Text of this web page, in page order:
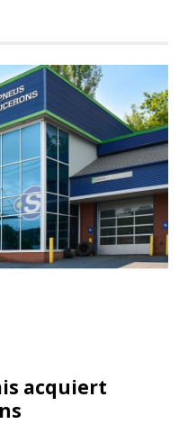
acquiert